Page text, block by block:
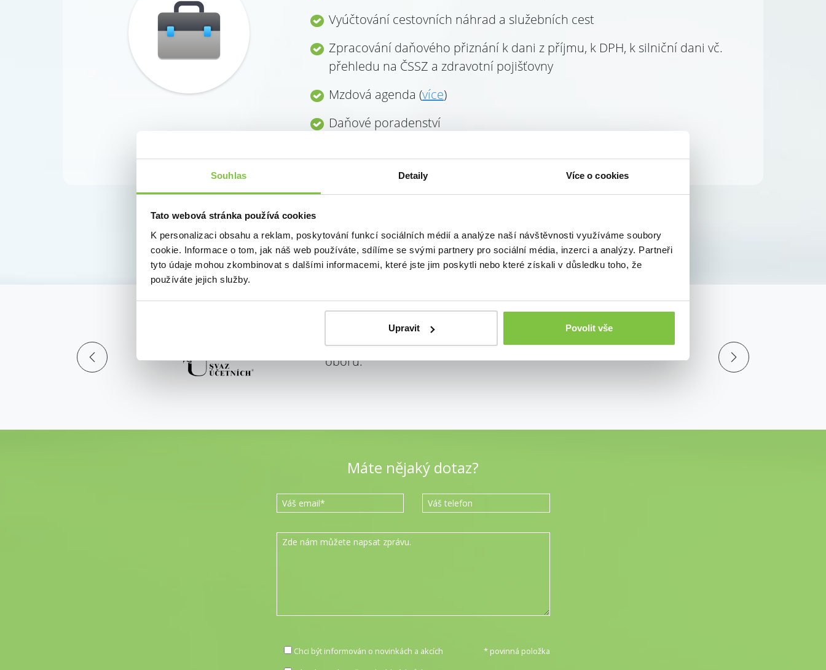
Souhlas Detaily Více o cookies
Tato webová stránka používá cookies
K personalizaci obsahu a reklam, poskytování funkcí sociálních médií a analýze naší návštěvnosti využíváme soubory
cookie. Informace o tom, jak náš web používáte, sdílíme se svými partnery pro sociální média, inzerci a analýzy. Partneři
tyto údaje mohou zkombinovat s dalšími informacemi, které jste jim poskytli nebo které získali v důsledku toho, že
používáte jejich služby.
Upravit Povolit vše
Vyúčtování cestovních náhrad a služebních cest
Zpracování daňového přiznání k dani z příjmu, k DPH, k silniční dani vč.
přehledu na ČSSZ a zdravotní pojišťovny
Mzdová agenda (více)
Daňové poradenství
přejít na vedení účetnictví
pro firmy přejít na ceník
Jako člen máme vždy aktuální informace o všech novinkách v
oboru.
Máte nějaký dotaz?
Chci být informován o novinkách a akcích
* povinná položka